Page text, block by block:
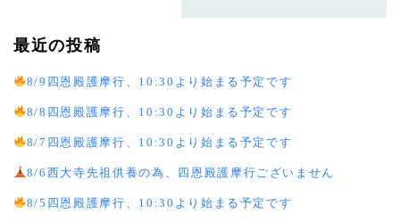
最近の投稿
8/9四恩殿護摩行、10:30より始まる予定です
8/8四恩殿護摩行、10:30より始まる予定です
8/7四恩殿護摩行、10:30より始まる予定です
8/6西大寺先祖供養の為、四恩殿護摩行ございません
8/5四恩殿護摩行、10:30より始まる予定です